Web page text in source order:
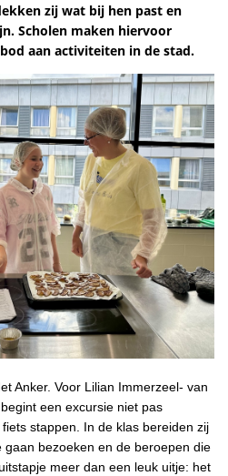
zij wat bij hen past en
Scholen maken hiervoor
aan activiteiten in de stad.
Anker. Voor Lilian Immerzeel- van
een excursie niet pas
stappen. In de klas bereiden zij
bezoeken en de beroepen die
meer dan een leuk uitje: het